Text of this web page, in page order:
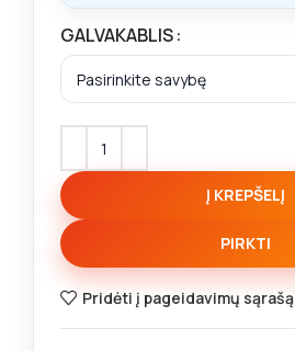
GALVAKABLIS
Į KREPŠELĮ
PIRKTI
Pridėti į pageidavimų sąrašą